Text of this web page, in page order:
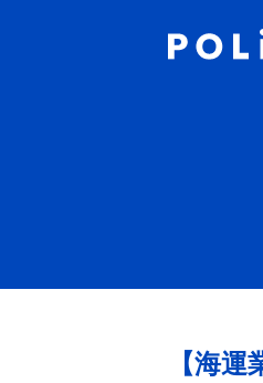
【海運